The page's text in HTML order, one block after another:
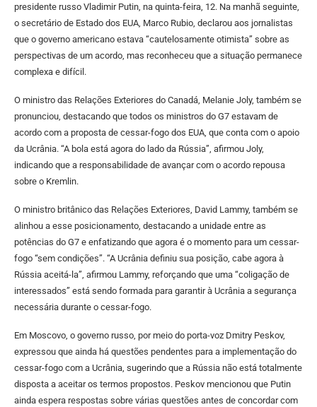
presidente russo Vladimir Putin, na quinta-feira, 12. Na manhã seguinte,
o secretário de Estado dos EUA, Marco Rubio, declarou aos jornalistas
que o governo americano estava “cautelosamente otimista” sobre as
perspectivas de um acordo, mas reconheceu que a situação permanece
complexa e difícil.
O ministro das Relações Exteriores do Canadá, Melanie Joly, também se
pronunciou, destacando que todos os ministros do G7 estavam de
acordo com a proposta de cessar-fogo dos EUA, que conta com o apoio
da Ucrânia. “A bola está agora do lado da Rússia”, afirmou Joly,
indicando que a responsabilidade de avançar com o acordo repousa
sobre o Kremlin.
O ministro britânico das Relações Exteriores, David Lammy, também se
alinhou a esse posicionamento, destacando a unidade entre as
potências do G7 e enfatizando que agora é o momento para um cessar-
fogo “sem condições”. “A Ucrânia definiu sua posição, cabe agora à
Rússia aceitá-la”, afirmou Lammy, reforçando que uma “coligação de
interessados” está sendo formada para garantir à Ucrânia a segurança
necessária durante o cessar-fogo.
Em Moscovo, o governo russo, por meio do porta-voz Dmitry Peskov,
expressou que ainda há questões pendentes para a implementação do
cessar-fogo com a Ucrânia, sugerindo que a Rússia não está totalmente
disposta a aceitar os termos propostos. Peskov mencionou que Putin
ainda espera respostas sobre várias questões antes de concordar com